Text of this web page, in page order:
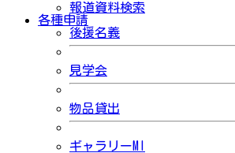
報道資料検索
各種申請
後援名義
見学会
物品貸出
ギャラリーMI